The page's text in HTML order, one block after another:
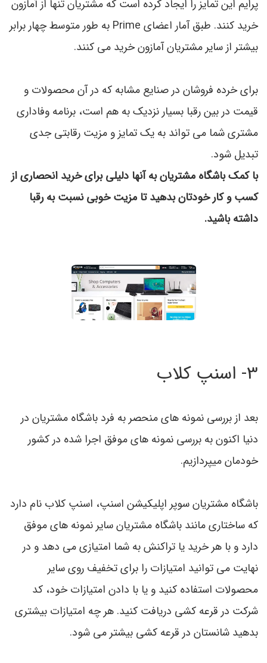
پرایم این تمایز را ایجاد کرده است که مشتریان تنها از آمازون
خرید کنند. طبق آمار اعضای Prime به طور متوسط چهار برابر
بیشتر از سایر مشتریان آمازون خرید می کنند.
برای خرده فروشان در صنایع مشابه که در آن محصولات و
قیمت در بین رقبا بسیار نزدیک به هم است، برنامه وفاداری
مشتری شما می تواند به یک تمایز و مزیت رقابتی جدی
تبدیل شود.
با کمک باشگاه مشتریان به آنها دلیلی برای خرید انحصاری از
کسب و کار خودتان بدهید تا مزیت خوبی نسبت به رقبا
داشته باشید.
3- اسنپ کلاب
بعد از بررسی نمونه های منحصر به فرد باشگاه مشتریان در
دنیا اکنون به بررسی نمونه های موفق اجرا شده در کشور
خودمان میپردازیم.
باشگاه مشتریان سوپر اپلیکیشن اسنپ، اسنپ کلاب نام دارد
که ساختاري مانند باشگاه مشتریان سایر نمونه های موفق
دارد و با هر خرید یا تراکنش به شما امتیازی می دهد و در
نهایت می توانید امتیازات را برای تخفیف روی سایر
محصولات استفاده کنید و یا با دادن امتیازات خود، کد
شرکت در قرعه کشی دریافت کنید. هر چه امتیازات بیشتری
بدهید شانستان در قرعه کشی بیشتر می شود.